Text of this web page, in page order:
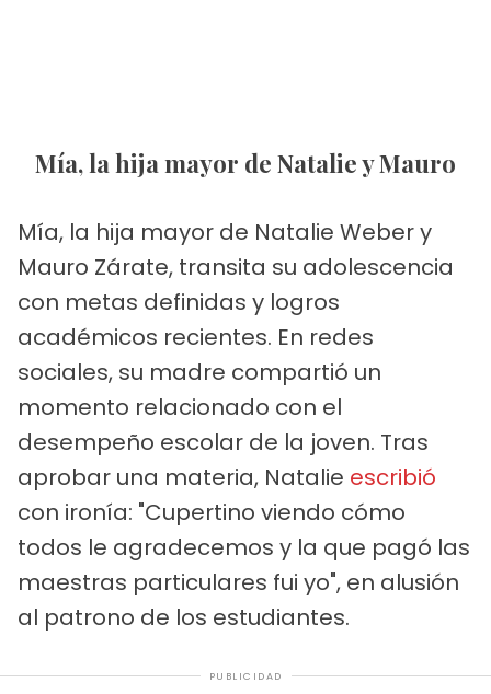
Mía, la hija mayor de Natalie y Mauro
Mía, la hija mayor de Natalie Weber y
Mauro Zárate, transita su adolescencia
con metas definidas y logros
académicos recientes. En redes
sociales, su madre compartió un
momento relacionado con el
desempeño escolar de la joven. Tras
aprobar una materia, Natalie escribió
con ironía: "Cupertino viendo cómo
todos le agradecemos y la que pagó las
maestras particulares fui yo", en alusión
al patrono de los estudiantes.
PUBLICIDAD